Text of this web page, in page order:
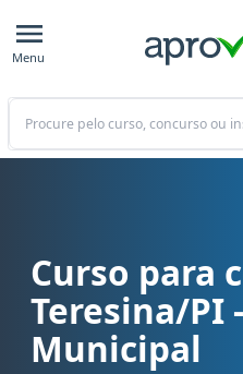
Menu
Buscar
Curso para concurso Teresina/
Curso para
Teresina/PI
Municipal